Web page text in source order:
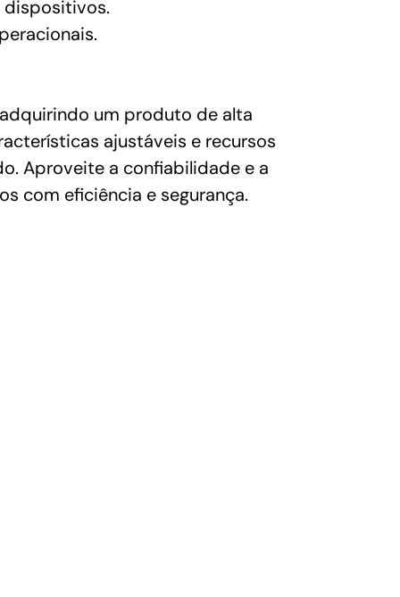
dispositivos.
adquirindo um produto de alta
ajustáveis e recursos
Aproveite a confiabilidade e a
com eficiência e segurança.